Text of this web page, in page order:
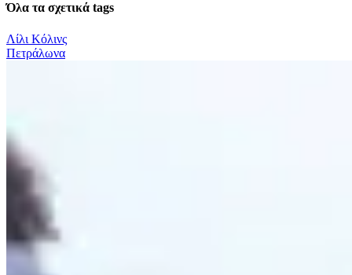
Όλα τα σχετικά tags
Λίλι Κόλινς
Πετράλωνα